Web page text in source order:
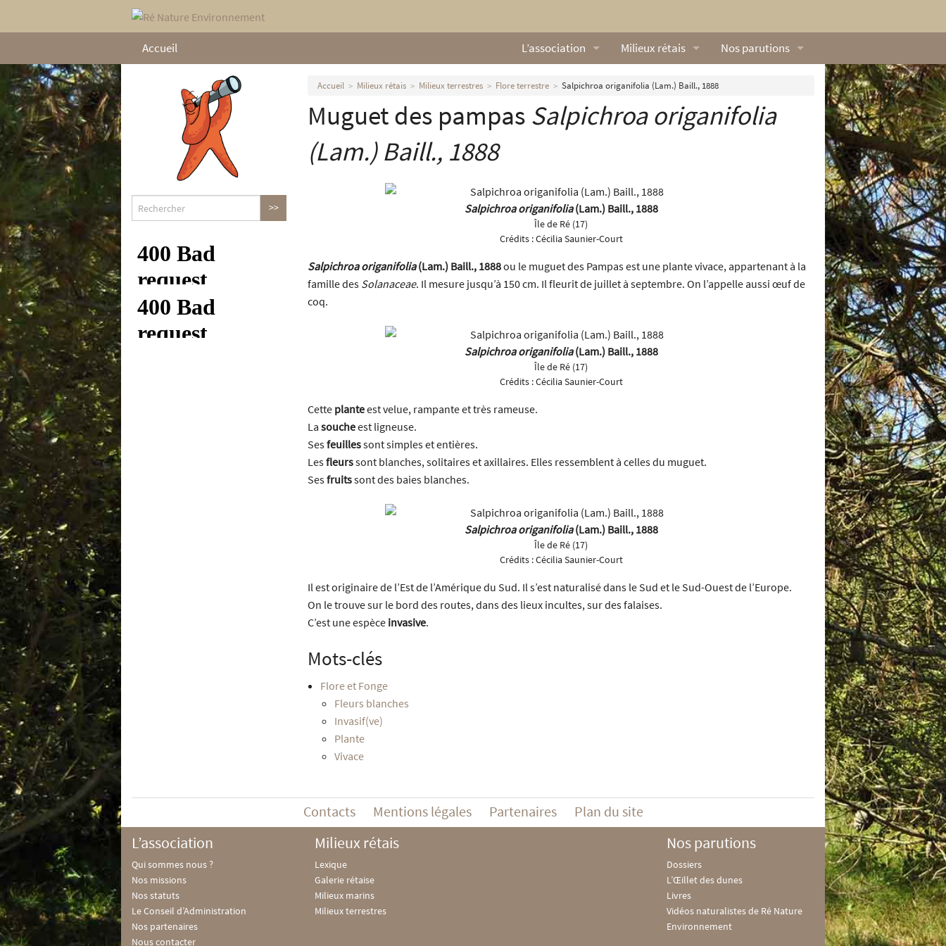
Accueil L’association
Qui sommes nous ?
Nos missions
Nos partenaires
Nous contacter
Actualités
Milieux rétais
Lexique
Galerie rétaise
Nos parutions
L’Œillet des dunes
Vidéos naturalistes de Ré Nature
Accueil Milieux rétais Milieux terrestres Flore terrestre Salpichroa origanifolia (Lam.) Baill., 1888
Muguet des pampas Salpichroa origanifolia
(Lam.) Baill., 1888
Salpichroa origanifolia(Lam.) Baill., 1888
Île de Ré (17)
Crédits :Cécilia Saunier-Court
Salpichroa origanifolia(Lam.) Baill., 1888ou le muguet des Pampas est une plante vivace, appartenant à la
famille des Solanaceae. Il mesure jusqu’à 150 cm. Il fleurit de juillet à septembre. On l’appelle aussi œuf de
coq.
Salpichroa origanifolia(Lam.) Baill., 1888
Île de Ré (17)
Crédits :Cécilia Saunier-Court
Cette planteest velue, rampante et très rameuse.
La soucheest ligneuse.
Sesfeuillessont simples et entières.
Lesfleurssont blanches, solitaires et axillaires. Elles ressemblent à celles du muguet.
Sesfruitssont des baies blanches.
Salpichroa origanifolia(Lam.) Baill., 1888
Île de Ré (17)
Crédits :Cécilia Saunier-Court
Il est originaire de l’Est de l’Amérique du Sud. Il s’est naturalisé dans le Sud et le Sud-Ouest de l’Europe.
On le trouve sur le bord des routes, dans des lieux incultes, sur des falaises.
C’est une espèce invasive.
Mots-clés
Flore et Fonge
Fleurs blanches
Invasif(ve)
Plante
Vivace
Contacts Mentions légales Partenaires Plan du site
L’association
Qui sommes nous ?
Nos missions
Nos statuts
Le Conseil d’Administration
Nos partenaires
Nous contacter
Milieux rétais
Lexique
Galerie rétaise
Milieux marins
Milieux terrestres
Nos parutions
Dossiers
L’Œillet des dunes
Livres
Vidéos naturalistes de Ré Nature
Environnement